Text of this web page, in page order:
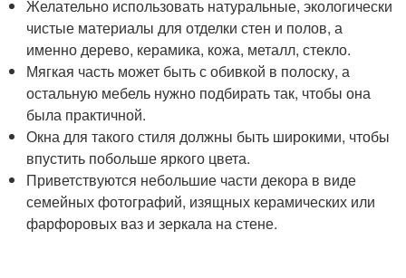
Желательно использовать натуральные, экологически
чистые материалы для отделки стен и полов, а
именно дерево, керамика, кожа, металл, стекло.
Мягкая часть может быть с обивкой в полоску, а
остальную мебель нужно подбирать так, чтобы она
была практичной.
Окна для такого стиля должны быть широкими, чтобы
впустить побольше яркого цвета.
Приветствуются небольшие части декора в виде
семейных фотографий, изящных керамических или
фарфоровых ваз и зеркала на стене.